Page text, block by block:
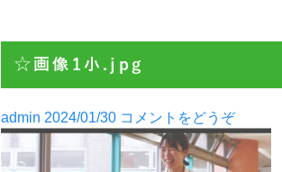
☆画像1小.jpg
Posted
by
admin 2024/01/30 コメントをどうぞ(☆
画